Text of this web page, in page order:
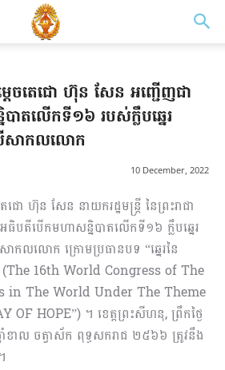
តេចតេជោ ហ៊ុន សែន អញ្ជើញជា
ាតលើកទី១៦ របស់ក្លឹបឆ្នេរ
សាកលលោក
10 December, 2022
ោ ហ៊ុន សែន នាយករដ្ឋមន្ត្រី នៃ​ព្រះ​រាជា​
ធិ​បតី​បើក​មហា​សន្និបាតលើកទី១៦ ក្លឹប​ឆ្នេរ​
កលលោក ក្រោមប្រធានបទ “ឆ្នេរនៃ
” (The 16th World Congress of The
in The World Under The Theme
OF HOPE”) ។ ខេត្តព្រះសីហនុ, ព្រឹកថ្ងៃ
ខាល ចត្វាស័ក ពុទ្ធសករាជ ២៥៦៦ ត្រូវនឹង